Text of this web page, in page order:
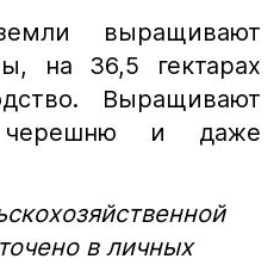
выращивают
на 36,5 гектарах
Выращивают
черешню и даже
в личных